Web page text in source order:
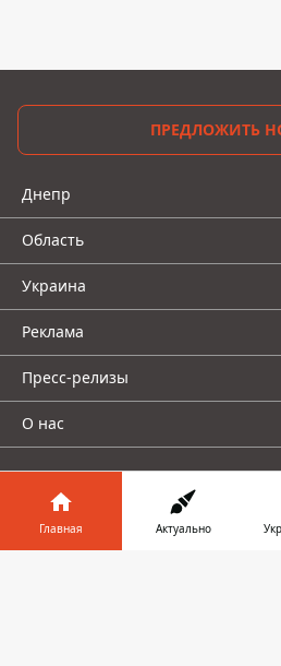
ПРЕДЛОЖИТЬ
Днепр
Область
Украина
Реклама
Пресс-релизы
О нас
Главная Актуально